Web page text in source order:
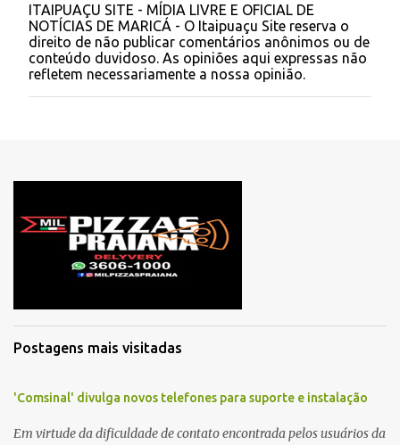
P
o
s
t
a
r
t
ITAIPUAÇU SITE - MÍDIA LIVRE E OFICIAL DE
NOTÍCIAS DE MARICÁ - O Itaipuaçu Site reserva o
direito de não publicar comentários anônimos ou de
conteúdo duvidoso. As opiniões aqui expressas não
refletem necessariamente a nossa opinião.
Postagens mais visitadas
'Comsinal' divulga novos telefones para suporte e instalação
Em virtude da dificuldade de contato encontrada pelos usuários da